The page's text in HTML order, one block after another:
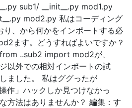
sub1/ __init__.py mod1.py
mod2.py 私はコーディング
り、から何かをインポートする必
ます。どうすればよいですか？
..sub2 import mod2が、
ジ以外での相対インポートの試
ました。 私はググったが
作」ハックしか見つけなかっ
方法はありませんか？ 編集：す